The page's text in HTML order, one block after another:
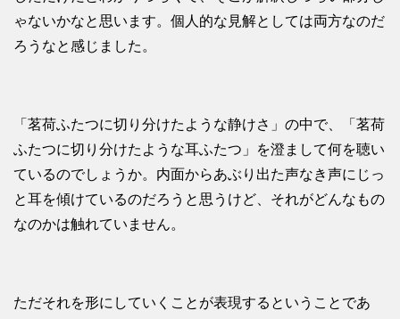
ゃないかなと思います。個人的な見解としては両方なのだ
ろうなと感じました。
「茗荷ふたつに切り分けたような静けさ」の中で、「茗荷
ふたつに切り分けたような耳ふたつ」を澄まして何を聴い
ているのでしょうか。内面からあぶり出た声なき声にじっ
と耳を傾けているのだろうと思うけど、それがどんなもの
なのかは触れていません。
ただそれを形にしていくことが表現するということであ